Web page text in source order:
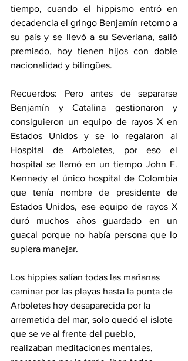
tiempo, cuando el hippismo entró en
decadencia el gringo Benjamín retorno a
su país y se llevó a su Severiana, salió
premiado, hoy tienen hijos con doble
nacionalidad y bilingües.
Recuerdos: Pero antes de separarse
Benjamín y Catalina gestionaron y
consiguieron un equipo de rayos X en
Estados Unidos y se lo regalaron al
Hospital de Arboletes, por eso el
hospital se llamó en un tiempo John F.
Kennedy el único hospital de Colombia
que tenía nombre de presidente de
Estados Unidos, ese equipo de rayos X
duró muchos años guardado en un
guacal porque no había persona que lo
supiera manejar.
Los hippies salían todas las mañanas
caminar por las playas hasta la punta de
Arboletes hoy desaparecida por la
arremetida del mar, solo quedó el islote
que se ve al frente del pueblo,
realizaban meditaciones mentales,